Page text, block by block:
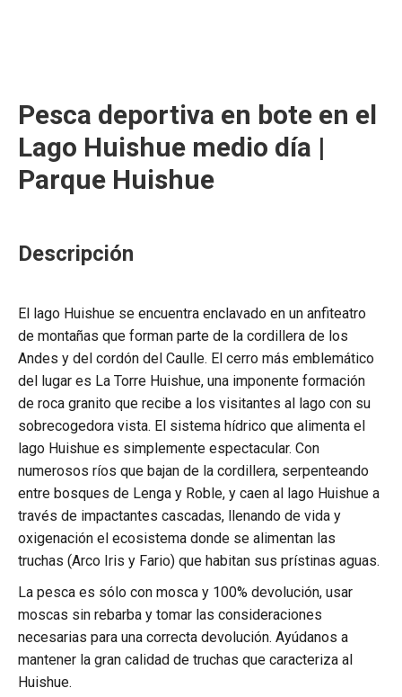
Pesca deportiva en bote en el
Lago Huishue medio día |
Parque Huishue
Descripción
El lago Huishue se encuentra enclavado en un anfiteatro
de montañas que forman parte de la cordillera de los
Andes y del cordón del Caulle. El cerro más emblemático
del lugar es La Torre Huishue, una imponente formación
de roca granito que recibe a los visitantes al lago con su
sobrecogedora vista. El sistema hídrico que alimenta el
lago Huishue es simplemente espectacular. Con
numerosos ríos que bajan de la cordillera, serpenteando
entre bosques de Lenga y Roble, y caen al lago Huishue a
través de impactantes cascadas, llenando de vida y
oxigenación el ecosistema donde se alimentan las
truchas (Arco Iris y Fario) que habitan sus prístinas aguas.
La pesca es sólo con mosca y 100% devolución, usar
moscas sin rebarba y tomar las consideraciones
necesarias para una correcta devolución. Ayúdanos a
mantener la gran calidad de truchas que caracteriza al
Huishue.